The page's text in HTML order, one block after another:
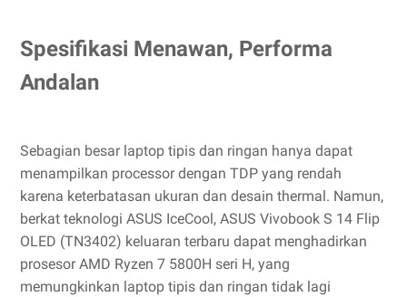
Spesifikasi Menawan, Performa
Andalan
Sebagian besar laptop tipis dan ringan hanya dapat
menampilkan processor dengan TDP yang rendah
karena keterbatasan ukuran dan desain thermal. Namun,
berkat teknologi ASUS IceCool, ASUS Vivobook S 14 Flip
OLED (TN3402) keluaran terbaru dapat menghadirkan
prosesor AMD Ryzen 7 5800H seri H, yang
memungkinkan laptop tipis dan ringan tidak lagi